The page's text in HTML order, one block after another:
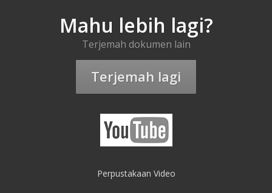
Mahu lebih lagi?
Terjemah dokumen lain
Terjemah lagi
Perpustakaan Video